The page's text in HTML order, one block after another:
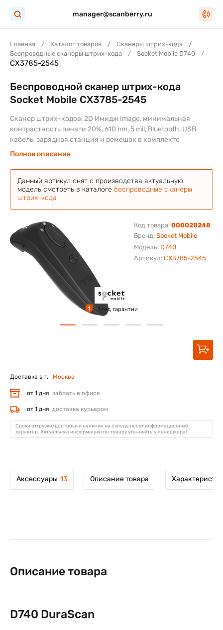
manager@scanberry.ru
Главная Каталог товаров
Сканеры штрих-кода
Беспроводные сканеры штрих-кода
Socket Mobile D740
CX3785-2545
Бренд: Socket Mobile
Модель: D740
Код товара: 000028248
Артикул: CX3785-2545
Беспроводной сканер штрих-кода
Socket Mobile CX3785-2545
Сканер штрих-кодов, 2D Имидж Image, минимальная
контрастность печати 20%, 610 nm, 5 mil, Bluetooth, USB
кабель, зарядная станция и ремешок в комплекте
Полное описание
Данный артикул снят с производства актуальную
модель смотреть в каталоге беспроводные сканеры
штрих-кода
1 1 год гарантии
Доставка в г. Москва
от 1 дня забрать в офисе
от 1 дня доставка курьером
Сроки отгрузки/доставки и наличие на складе носят информационный
характер. Актуальную информацию по товару уточняйте у менеджера!
Аксессуары 13 Описание товара
Описание товара
D740 DuraScan